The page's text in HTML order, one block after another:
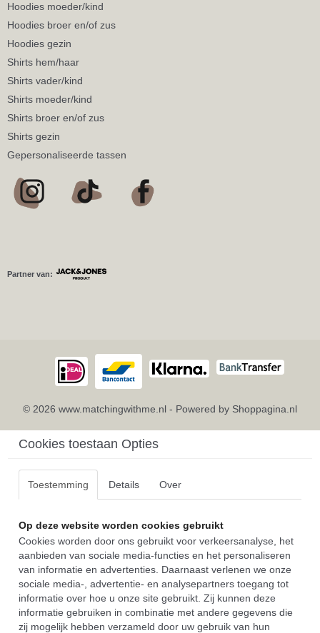
Hoodies moeder/kind
Hoodies broer en/of zus
Hoodies gezin
Shirts hem/haar
Shirts vader/kind
Shirts moeder/kind
Shirts broer en/of zus
Shirts gezin
Gepersonaliseerde tassen
Partner van:
© 2026 www.matchingwithme.nl - Powered by Shoppagina.nl
Cookies toestaan Opties
Toestemming Details Over
Op deze website worden cookies gebruikt
Cookies worden door ons gebruikt voor verkeersanalyse, het
aanbieden van sociale media-functies en het personaliseren
van informatie en advertenties. Daarnaast verlenen we onze
sociale media-, advertentie- en analysepartners toegang tot
informatie over hoe u onze site gebruikt. Zij kunnen deze
informatie gebruiken in combinatie met andere gegevens die
zij mogelijk hebben verzameld door uw gebruik van hun